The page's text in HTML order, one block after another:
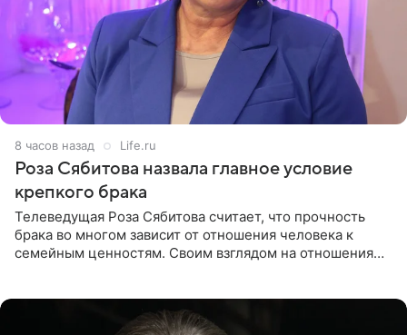
8 часов назад Life.ru
Роза Сябитова назвала главное условие
крепкого брака
Телеведущая Роза Сябитова считает, что прочность
брака во многом зависит от отношения человека к
семейным ценностям. Своим взглядом на отношения